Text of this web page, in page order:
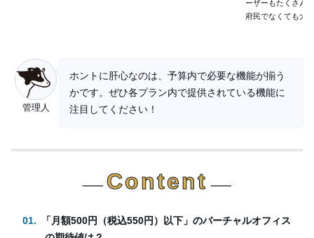
ーザーもたくさん
府民でなくても大
管理人
ホントに肝心なのは、予算内で必要な機能が揃う
かです。ぜひ各プラン内で提供されている機能に
注目してください！
⸺ Content ⸺
「月額500円（税込550円）以下」のバーチャルオフィス